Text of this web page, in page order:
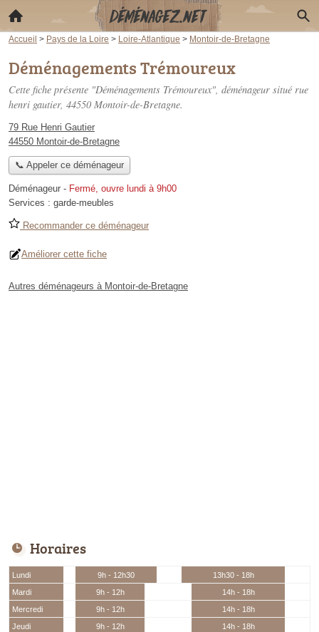
Accueil > Pays de la Loire > Loire-Atlantique > Montoir-de-Bretagne
Déménagements Trémoureux
Cette fiche présente "Déménagements Trémoureux", déménageur situé rue
henri gautier, 44550 Montoir-de-Bretagne.
79 Rue Henri Gautier
44550 Montoir-de-Bretagne
📞 Appeler ce déménageur
Déménageur - Fermé, ouvre lundi à 9h00
Services : garde-meubles
Recommander ce déménageur
Améliorer cette fiche
Autres déménageurs à Montoir-de-Bretagne
Horaires
Lundi 9h - 12h30
13h30 - 18h
Mardi
9h - 12h
14h - 18h
Mercredi
9h - 12h
14h - 18h
Jeudi
9h - 12h
14h - 18h